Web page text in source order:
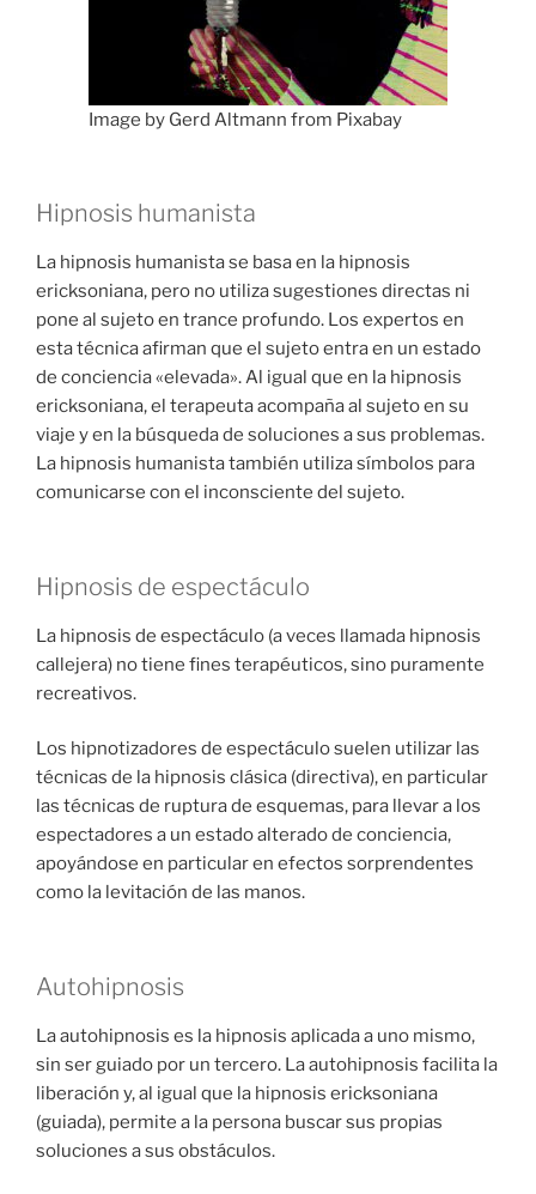
Image by Gerd Altmann from Pixabay
Hipnosis humanista
La hipnosis humanista se basa en la hipnosis
ericksoniana, pero no utiliza sugestiones directas ni
pone al sujeto en trance profundo. Los expertos en
esta técnica afirman que el sujeto entra en un estado
de conciencia «elevada». Al igual que en la hipnosis
ericksoniana, el terapeuta acompaña al sujeto en su
viaje y en la búsqueda de soluciones a sus problemas.
La hipnosis humanista también utiliza símbolos para
comunicarse con el inconsciente del sujeto.
Hipnosis de espectáculo
La hipnosis de espectáculo (a veces llamada hipnosis
callejera) no tiene fines terapéuticos, sino puramente
recreativos.
Los hipnotizadores de espectáculo suelen utilizar las
técnicas de la hipnosis clásica (directiva), en particular
las técnicas de ruptura de esquemas, para llevar a los
espectadores a un estado alterado de conciencia,
apoyándose en particular en efectos sorprendentes
como la levitación de las manos.
Autohipnosis
La autohipnosis es la hipnosis aplicada a uno mismo,
sin ser guiado por un tercero. La autohipnosis facilita la
liberación y, al igual que la hipnosis ericksoniana
(guiada), permite a la persona buscar sus propias
soluciones a sus obstáculos.